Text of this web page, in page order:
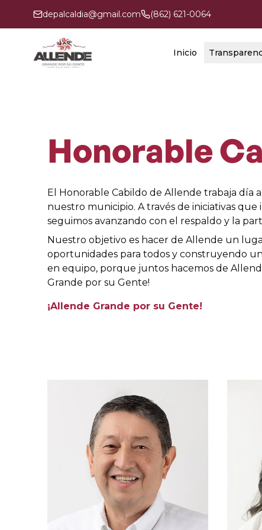
depalcaldia@gmail.com (862) 621-0064
Inicio
Honorable
El Honorable Cabildo de Allende trabaja día
nuestro municipio. A través de iniciativas
seguimos avanzando con el respaldo y la
Nuestro objetivo es hacer de Allende un
oportunidades para todos y construyendo
en equipo, porque juntos hacemos de
Grande por su Gente!
¡Allende Grande por su Gente!